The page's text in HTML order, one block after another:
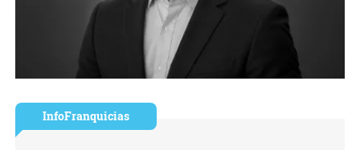
InfoFranquicias